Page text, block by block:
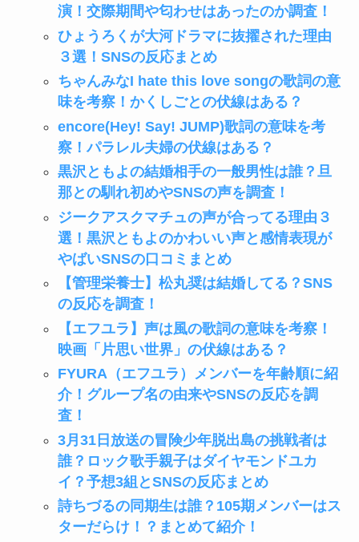
演！交際期間や匂わせはあったのか調査！
ひょうろくが大河ドラマに抜擢された理由
３選！SNSの反応まとめ
ちゃんみなI hate this love songの歌詞の意
味を考察！かくしごとの伏線はある？
encore(Hey! Say! JUMP)歌詞の意味を考
察！パラレル夫婦の伏線はある？
黒沢ともよの結婚相手の一般男性は誰？旦
那との馴れ初めやSNSの声を調査！
ジークアスクマチュの声が合ってる理由３
選！黒沢ともよのかわいい声と感情表現が
やばいSNSの口コミまとめ
【管理栄養士】松丸奨は結婚してる？SNS
の反応を調査！
【エフユラ】声は風の歌詞の意味を考察！
映画「片思い世界」の伏線はある？
FYURA（エフユラ）メンバーを年齢順に紹
介！グループ名の由来やSNSの反応を調
査！
3月31日放送の冒険少年脱出島の挑戦者は
誰？ロック歌手親子はダイヤモンドユカ
イ？予想3組とSNSの反応まとめ
詩ちづるの同期生は誰？105期メンバーはス
ターだらけ！？まとめて紹介！